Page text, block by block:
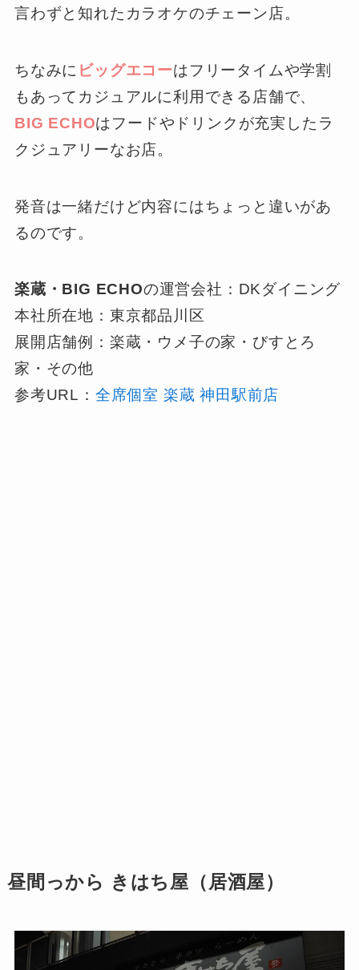
言わずと知れたカラオケのチェーン店。
ちなみに ビッグエコーはフリータイムや学割
もあってカジュアルに利用できる店舗で、
BIG ECHOはフードやドリンクが充実したラ
クジュアリーなお店。
発音は一緒だけど内容にはちょっと違いがあ
るのです。
楽蔵・BIG ECHOの運営会社：DKダイニング
本社所在地：東京都品川区
展開店舗例：楽蔵・ウメ子の家・びすとろ
家・その他
参考URL： 全席個室 楽蔵 神田駅前店
昼間っから きはち屋（居酒屋）